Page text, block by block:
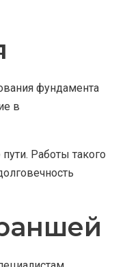
фундамента
в
Работы такого